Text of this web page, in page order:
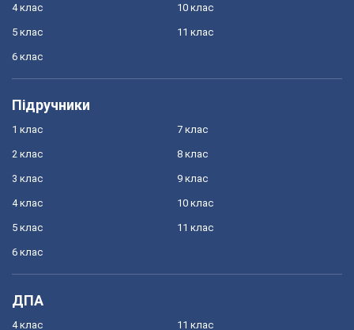
4 клас
5 клас
6 клас
10 клас
11 клас
Підручники
1 клас
2 клас
3 клас
4 клас
5 клас
6 клас
7 клас
8 клас
9 клас
10 клас
11 клас
ДПА
4 клас 11 клас